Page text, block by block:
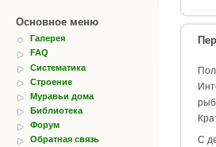
Основное меню
Галерея
FAQ
Систематика
Строение
Муравьи дома
Библиотека
Форум
Обратная связь
С